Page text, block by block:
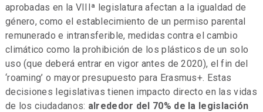
aprobadas en la VIIIª legislatura afectan a la igualdad de
género, como el establecimiento de un permiso parental
remunerado e intransferible, medidas contra el cambio
climático como la prohibición de los plásticos de un solo
uso (que deberá entrar en vigor antes de 2020), el fin del
‘roaming’ o mayor presupuesto para Erasmus+. Estas
decisiones legislativas tienen impacto directo en las vidas
de los ciudadanos: alrededor del 70% de la legislación